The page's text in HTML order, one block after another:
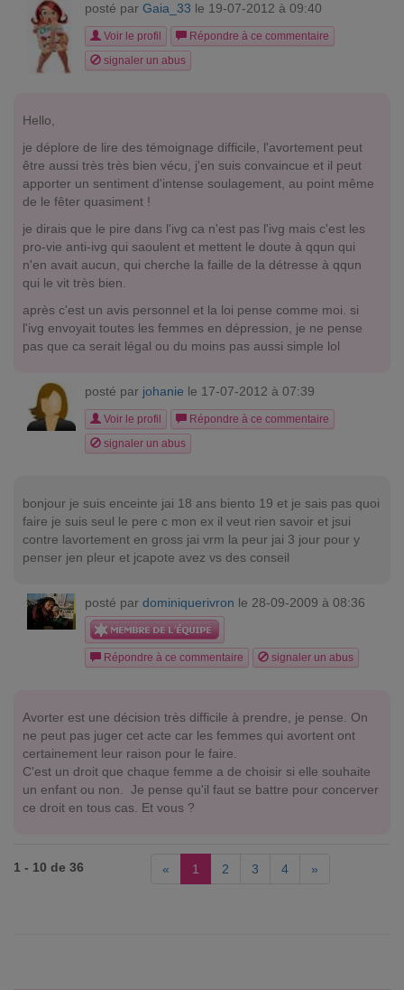
posté par Gaia_33 le 19-07-2012 à 09:40
Voir le profil
Répondre à ce commentaire
signaler un abus
Hello,
je déplore de lire des témoignage difficile, l'avortement peut
être aussi très très bien vécu, j'en suis convaincue et il peut
apporter un sentiment d'intense soulagement, au point même
de le fêter quasiment !
je dirais que le pire dans l'ivg ca n'est pas l'ivg mais c'est les
pro-vie anti-ivg qui saoulent et mettent le doute à qqun qui
n'en avait aucun, qui cherche la faille de la détresse à qqun
qui le vit très bien.
après c'est un avis personnel et la loi pense comme moi. si
l'ivg envoyait toutes les femmes en dépression, je ne pense
pas que ca serait légal ou du moins pas aussi simple lol
posté par johanie le 17-07-2012 à 07:39
Voir le profil
Répondre à ce commentaire
signaler un abus
bonjour je suis enceinte jai 18 ans biento 19 et je sais pas quoi
faire je suis seul le pere c mon ex il veut rien savoir et jsui
contre lavortement en gross jai vrm la peur jai 3 jour pour y
penser jen pleur et jcapote avez vs des conseil
posté par dominiquerivron le 28-09-2009 à 08:36
Répondre à ce commentaire signaler un abus
Avorter est une décision très difficile à prendre, je pense. On
ne peut pas juger cet acte car les femmes qui avortent ont
certainement leur raison pour le faire.
C'est un droit que chaque femme a de choisir si elle souhaite
un enfant ou non. Je pense qu'il faut se battre pour concerver
ce droit en tous cas. Et vous ?
1 - 10 de 36 « 1 2 3 4 »